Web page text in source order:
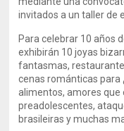
invitados a un taller de
Para celebrar 10 años
exhibirán 10 joyas
fantasmas,
cenas románticas para
alimentos, amores que
preadolescentes,
brasileiras y muchas